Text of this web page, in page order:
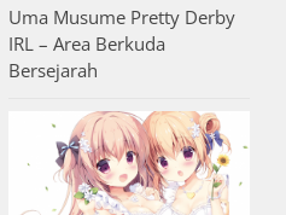
Uma Musume Pretty Derby
IRL – Area Berkuda
Bersejarah